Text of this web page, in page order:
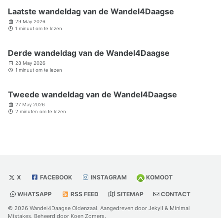
Laatste wandeldag van de Wandel4Daagse
29 May 2026
1 minuut om te lezen
Derde wandeldag van de Wandel4Daagse
28 May 2026
1 minuut om te lezen
Tweede wandeldag van de Wandel4Daagse
27 May 2026
2 minuten om te lezen
X FACEBOOK INSTAGRAM KOMOOT
WHATSAPP RSS FEED SITEMAP CONTACT
© 2026 Wandel4Daagse Oldenzaal. Aangedreven door Jekyll & Minimal
Mistakes. Beheerd door Koen Zomers.